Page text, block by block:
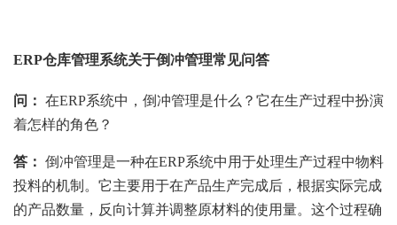
ERP仓库管理系统关于倒冲管理常见问答
问： 在ERP系统中，倒冲管理是什么？它在生产过程中扮演
着怎样的角色？
答： 倒冲管理是一种在ERP系统中用于处理生产过程中物料
投料的机制。它主要用于在产品生产完成后，根据实际完成
的产品数量，反向计算并调整原材料的使用量。这个过程确